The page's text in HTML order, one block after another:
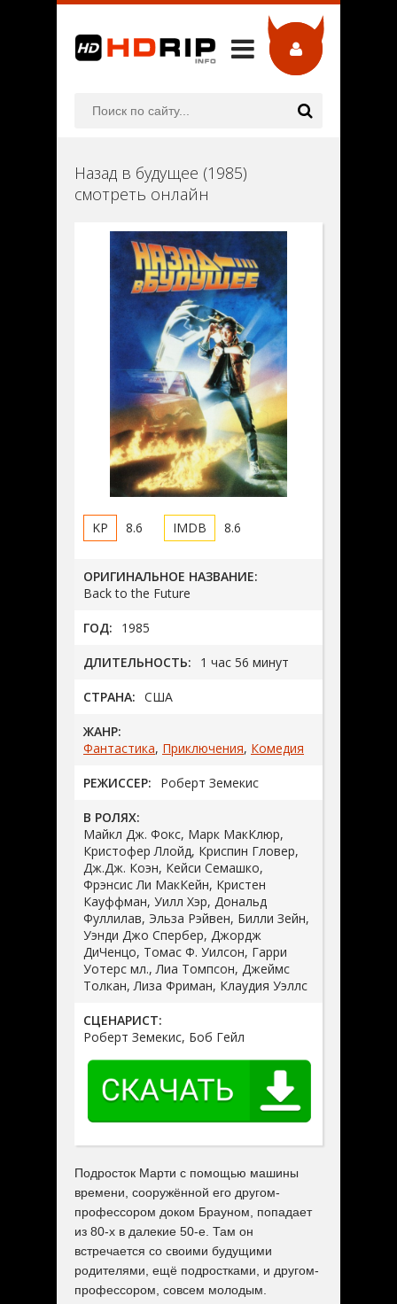
Назад в будущее (1985)
смотреть онлайн
8.6 8.6
ОРИГИНАЛЬНОЕ НАЗВАНИЕ:
Back to the Future
ГОД: 1985
ДЛИТЕЛЬНОСТЬ: 1 час 56 минут
СТРАНА: США
ЖАНР:
Фантастика, Приключения, Комедия
РЕЖИССЕР: Роберт Земекис
В РОЛЯХ:
Майкл Дж. Фокс, Марк МакКлюр,
Кристофер Ллойд, Криспин Гловер,
Дж.Дж. Коэн, Кейси Семашко,
Фрэнсис Ли МакКейн, Кристен
Кауффман, Уилл Хэр, Дональд
Фуллилав, Эльза Рэйвен, Билли Зейн,
Уэнди Джо Спербер, Джордж
ДиЧенцо, Томас Ф. Уилсон, Гарри
Уотерс мл., Лиа Томпсон, Джеймс
Толкан, Лиза Фриман, Клаудия Уэллс
СЦЕНАРИСТ:
Роберт Земекис, Боб Гейл
Подросток Марти с помощью машины
времени, сооружённой его другом-
профессором доком Брауном, попадает
из 80-х в далекие 50-е. Там он
встречается со своими будущими
родителями, ещё подростками, и другом-
профессором, совсем молодым.